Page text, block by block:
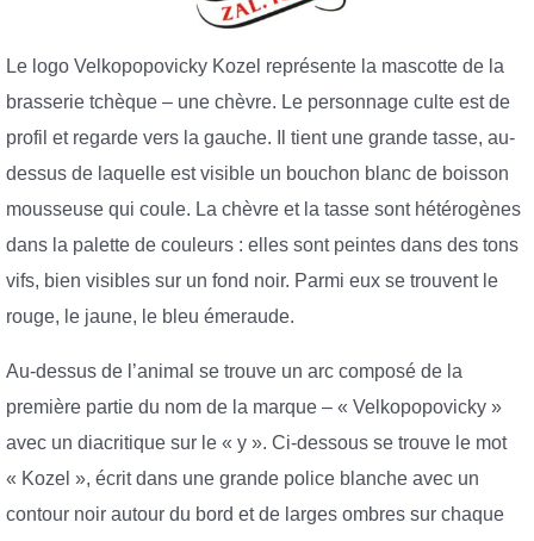
Le logo Velkopopovicky Kozel représente la mascotte de la
brasserie tchèque – une chèvre. Le personnage culte est de
profil et regarde vers la gauche. Il tient une grande tasse, au-
dessus de laquelle est visible un bouchon blanc de boisson
mousseuse qui coule. La chèvre et la tasse sont hétérogènes
dans la palette de couleurs : elles sont peintes dans des tons
vifs, bien visibles sur un fond noir. Parmi eux se trouvent le
rouge, le jaune, le bleu émeraude.
Au-dessus de l’animal se trouve un arc composé de la
première partie du nom de la marque – « Velkopopovicky »
avec un diacritique sur le « y ». Ci-dessous se trouve le mot
« Kozel », écrit dans une grande police blanche avec un
contour noir autour du bord et de larges ombres sur chaque